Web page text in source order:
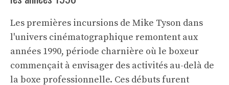
Les premières incursions de Mike Tyson dans
l'univers cinématographique remontent aux
années 1990, période charnière où le boxeur
commençait à envisager des activités au-delà de
la boxe professionnelle. Ces débuts furent